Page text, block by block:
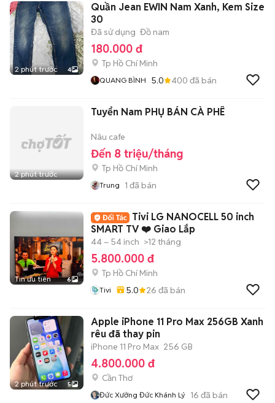
2 phút trước 4
Quần Jean EWIN Nam Xanh, Kem Size
30
Đã sử dụng Đồ nam
180.000 đ
Tp Hồ Chí Minh
QUANG BÌNH 5.0 400 đã bán
2 phút trước
Tuyển Nam PHỤ BÁN CÀ PHÊ
Nâu cafe
Đến 8 triệu/tháng
Tp Hồ Chí Minh
Trung 1 đã bán
Tin ưu tiên 6
Tivi LG NANOCELL 50 inch
SMART TV ❤️ Giao Lắp
44 – 54 inch >12 tháng
5.800.000 đ
Tp Hồ Chí Minh
Tivi 5.0 26 đã bán
2 phút trước 5
Apple iPhone 11 Pro Max 256GB Xanh
rêu đã thay pin
iPhone 11 Pro Max 256 GB
4.800.000 đ
Cần Thơ
Đức Xưởng Đức Khánh Lý 16 đã bán